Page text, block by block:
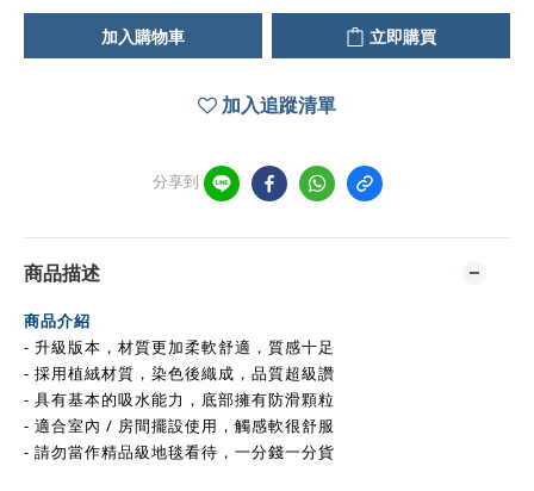
加入購物車 立即購買
加入追蹤清單
分享到
商品描述
商品介紹
- 升級版本 ，材質更加柔軟舒適，質感十足
- 採用植絨材質，染色後織成，品質超級讚
- 具有基本的吸水能力，底部擁有防滑顆粒
- 適合室內 / 房間擺設使用，觸感軟很舒服
- 請勿當作精品級地毯看待，一分錢一分貨